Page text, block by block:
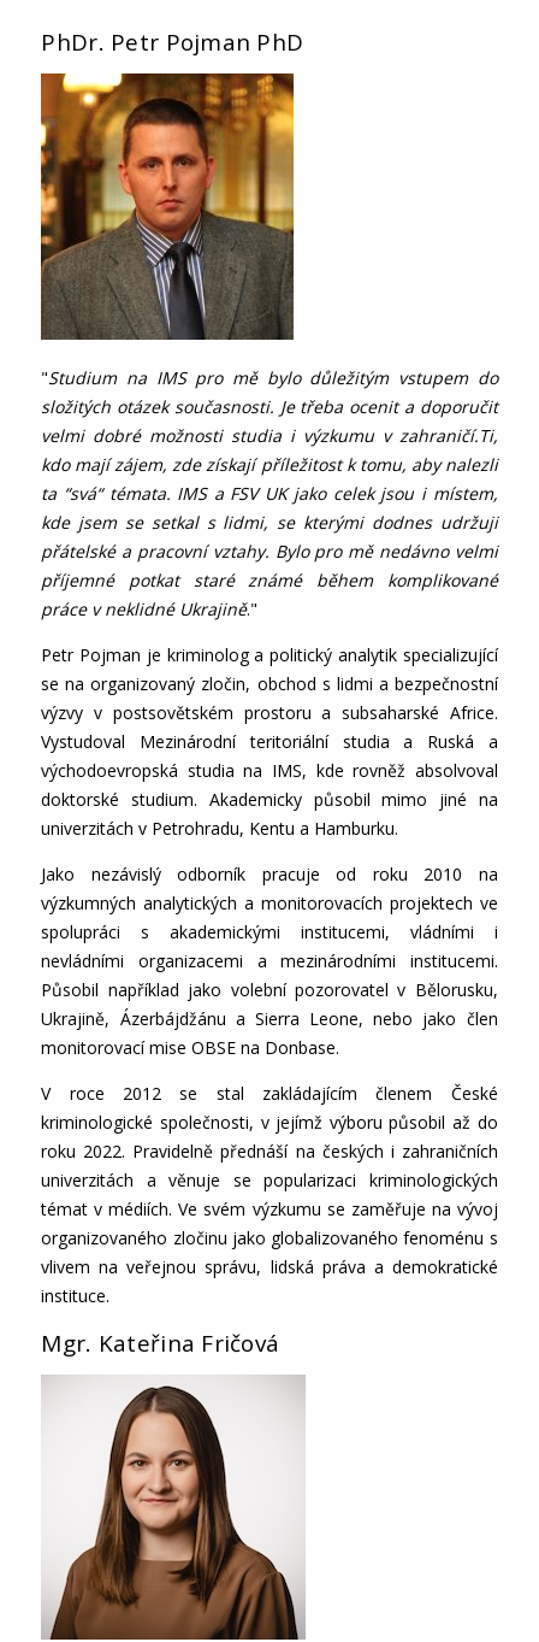
PhDr. Petr Pojman PhD
"Studium na IMS pro mě bylo důležitým vstupem do
složitých otázek současnosti. Je třeba ocenit a doporučit
velmi dobré možnosti studia i výzkumu v zahraničí.Ti,
kdo mají zájem, zde získají příležitost k tomu, aby nalezli
ta “svá“ témata. IMS a FSV UK jako celek jsou i místem,
kde jsem se setkal s lidmi, se kterými dodnes udržuji
přátelské a pracovní vztahy. Bylo pro mě nedávno velmi
příjemné potkat staré známé během komplikované
práce v neklidné Ukrajině."
Petr Pojman je kriminolog a politický analytik specializující
se na organizovaný zločin, obchod s lidmi a bezpečnostní
výzvy v postsovětském prostoru a subsaharské Africe.
Vystudoval Mezinárodní teritoriální studia a Ruská a
východoevropská studia na IMS, kde rovněž absolvoval
doktorské studium. Akademicky působil mimo jiné na
univerzitách v Petrohradu, Kentu a Hamburku.
Jako nezávislý odborník pracuje od roku 2010 na
výzkumných analytických a monitorovacích projektech ve
spolupráci s akademickými institucemi, vládními i
nevládními organizacemi a mezinárodními institucemi.
Působil například jako volební pozorovatel v Bělorusku,
Ukrajině, Ázerbájdžánu a Sierra Leone, nebo jako člen
monitorovací mise OBSE na Donbase.
V roce 2012 se stal zakládajícím členem České
kriminologické společnosti, v jejímž výboru působil až do
roku 2022. Pravidelně přednáší na českých i zahraničních
univerzitách a věnuje se popularizaci kriminologických
témat v médiích. Ve svém výzkumu se zaměřuje na vývoj
organizovaného zločinu jako globalizovaného fenoménu s
vlivem na veřejnou správu, lidská práva a demokratické
instituce.
Mgr. Kateřina Fričová